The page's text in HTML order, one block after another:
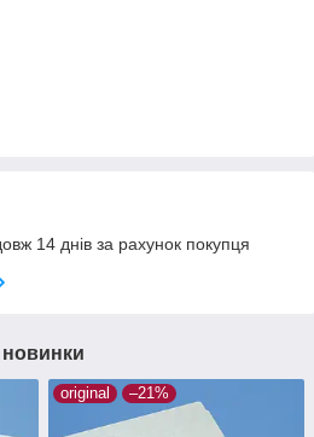
14 днів за рахунок покупця
новинки
original –21%